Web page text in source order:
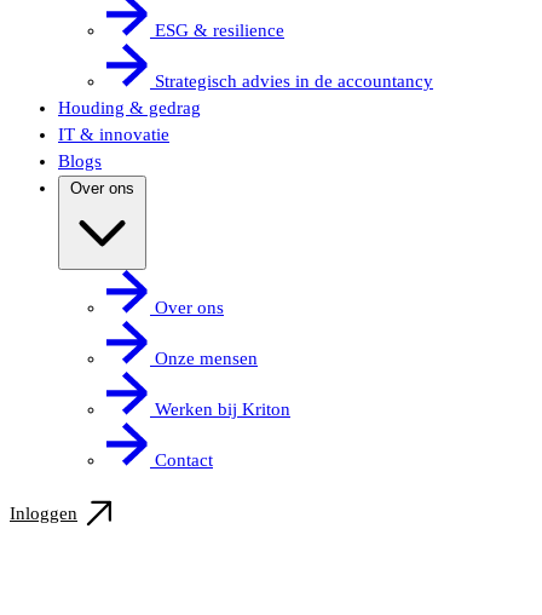
ESG & resilience
Strategisch advies in de accountancy
Houding & gedrag
IT & innovatie
Blogs
Over ons
Over ons
Onze mensen
Werken bij Kriton
Contact
Inloggen